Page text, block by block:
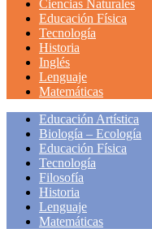
Ciencias Naturales
Educación Física
Tecnología
Historia
Inglés
Lenguaje
Matemáticas
Educación Artística
Biología – Ecología
Educación Física
Tecnología
Filosofía
Historia
Lenguaje
Matemáticas